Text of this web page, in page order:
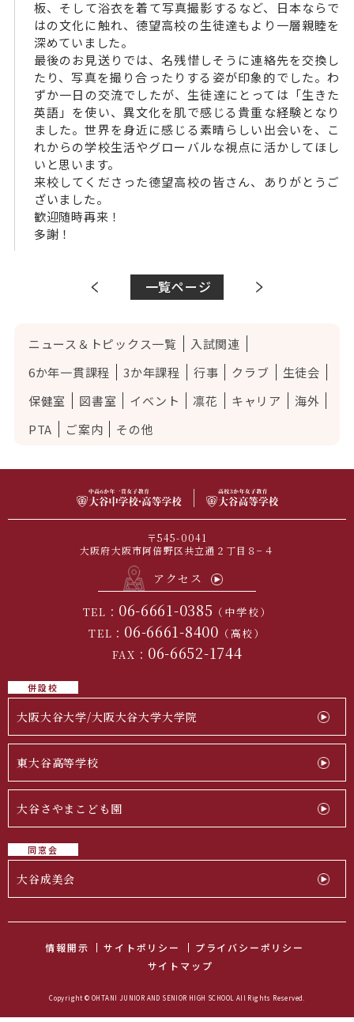
板、そして浴衣を着て写真撮影するなど、日本ならで
はの文化に触れ、德望高校の生徒達もより一層親睦を
深めていました。
最後のお見送りでは、名残惜しそうに連絡先を交換し
たり、写真を撮り合ったりする姿が印象的でした。わ
ずか一日の交流でしたが、生徒達にとっては「生きた
英語」を使い、異文化を肌で感じる貴重な経験となり
ました。世界を身近に感じる素晴らしい出会いを、こ
れからの学校生活やグローバルな視点に活かしてほし
いと思います。
来校してくださった德望高校の皆さん、ありがとうご
ざいました。
歓迎随時再来！
多謝！
一覧ページ
ニュース＆トピックス一覧
入試関連
6か年一貫課程
3か年課程 行事 クラブ
生徒会
保健室
図書室 イベント 凛花 キャリア
海外
PTA
ご案内 その他
〒545-0041
大阪府大阪市阿倍野区共立通２丁目８−４
アクセス
TEL： 06-6661-0385 （中学校）
TEL： 06-6661-8400 （高校）
FAX： 06-6652-1744
併設校
大阪大谷大学/大阪大谷大学大学院
東大谷高等学校
大谷さやまこども園
同窓会
大谷成美会
情報開示 サイトポリシー
プライバシーポリシー
サイトマップ
Copyright © OHTANI JUNIOR AND SENIOR HIGH SCHOOL All Rights Reserved.